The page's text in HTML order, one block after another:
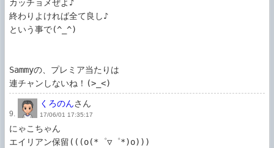
カッチョメぜよ♪
終わりよければ全て良し♪
という事で(^_^)
Sammyの、プレミア当たりは
連チャンしないね！(>_<)
9.
くろのんさん
17/06/01 17:35:17
にゃこちゃん
エイリアン保留(((o(*゜▽゜*)o)))